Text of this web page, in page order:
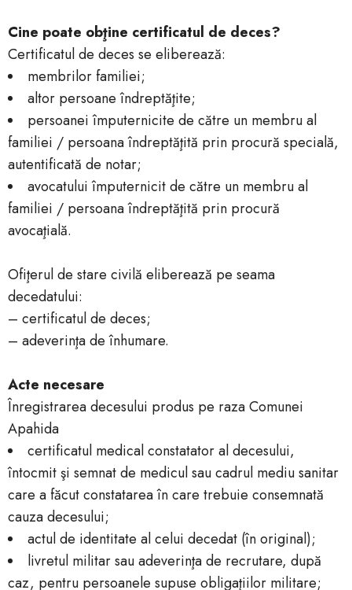
Cine poate obţine certificatul de deces?
Certificatul de deces se eliberează:
membrilor familiei;
altor persoane îndreptăţite;
persoanei împuternicite de către un membru al
familiei / persoana îndreptăţită prin procură specială,
autentificată de notar;
avocatului împuternicit de către un membru al
familiei / persoana îndreptăţită prin procură
avocaţială.
Ofiţerul de stare civilă eliberează pe seama
decedatului:
– certificatul de deces;
– adeverinţa de înhumare.
Acte necesare
Înregistrarea decesului produs pe raza Comunei
Apahida
certificatul medical constatator al decesului,
întocmit şi semnat de medicul sau cadrul mediu sanitar
care a făcut constatarea în care trebuie consemnată
cauza decesului;
actul de identitate al celui decedat (în original);
livretul militar sau adeverinţa de recrutare, după
caz, pentru persoanele supuse obligaţiilor militare;